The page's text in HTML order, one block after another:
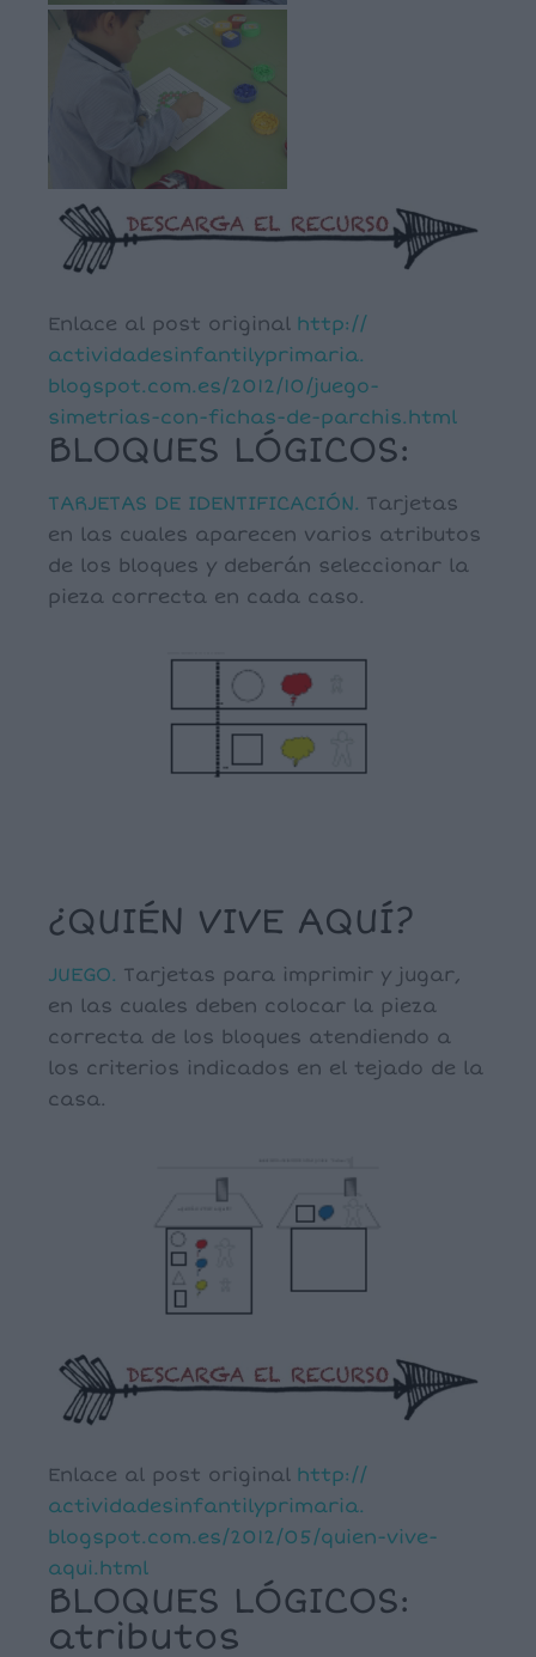
Enlace al post original http://
actividadesinfantilyprimaria.
blogspot.com.es/2012/10/juego-
simetrias-con-fichas-de-parchis.html
BLOQUES LÓGICOS:
TARJETAS DE IDENTIFICACIÓN. Tarjetas
en las cuales aparecen varios atributos
de los bloques y deberán seleccionar la
pieza correcta en cada caso.
¿QUIÉN VIVE AQUÍ?
JUEGO. Tarjetas para imprimir y jugar,
en las cuales deben colocar la pieza
correcta de los bloques atendiendo a
los criterios indicados en el tejado de la
casa.
Enlace al post original http://
actividadesinfantilyprimaria.
blogspot.com.es/2012/05/quien-vive-
aqui.html
BLOQUES LÓGICOS:
atributos